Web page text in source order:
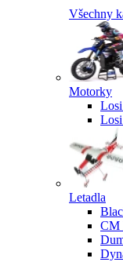
Všechny
Motorky
Letadla
CM